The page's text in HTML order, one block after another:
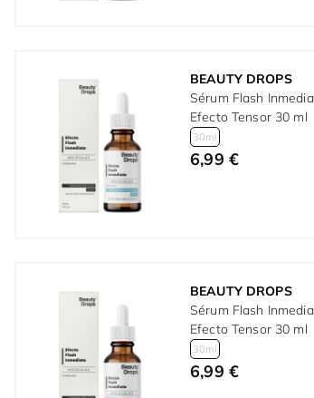
BEAUTY DROPS
Sérum Flash
Efecto Tensor 30 ml
30ml
6,99 €
BEAUTY DROPS
Sérum Flash
Efecto Tensor 30 ml
30ml
6,99 €